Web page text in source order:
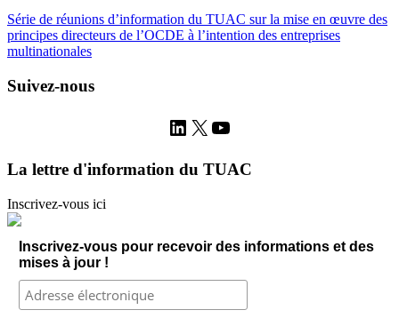
Série de réunions d’information du TUAC sur la mise en œuvre des
principes directeurs de l’OCDE à l’intention des entreprises
multinationales
Suivez-nous
LinkedIn
X YouTube
La lettre d'information du TUAC
Inscrivez-vous ici
Inscrivez-vous pour recevoir des informations et des
mises à jour !